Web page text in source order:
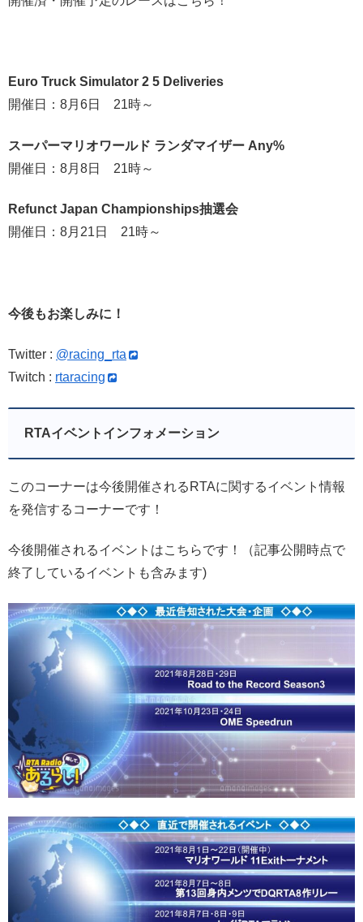
Euro Truck Simulator 2 5 Deliveries
開催日：8月6日 21時～
スーパーマリオワールド ランダマイザー Any%
開催日：8月8日 21時～
Refunct Japan Championships抽選会
開催日：8月21日 21時～
今後もお楽しみに！
Twitter : @racing_rta
Twitch : rtaracing
RTAイベントインフォメーション
このコーナーは今後開催されるRTAに関するイベント情報
を発信するコーナーです！
今後開催されるイベントはこちらです！（記事公開時点で
終了しているイベントも含みます)